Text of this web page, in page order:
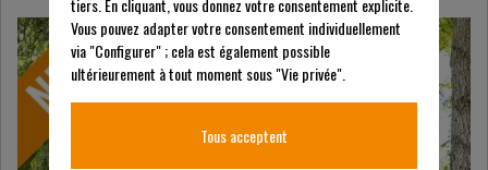
tiers. En cliquant, vous donnez votre consentement explicite.
Vous pouvez adapter votre consentement individuellement
via "Configurer" ; cela est également possible
ultérieurement à tout moment sous "Vie privée".
Tous acceptent